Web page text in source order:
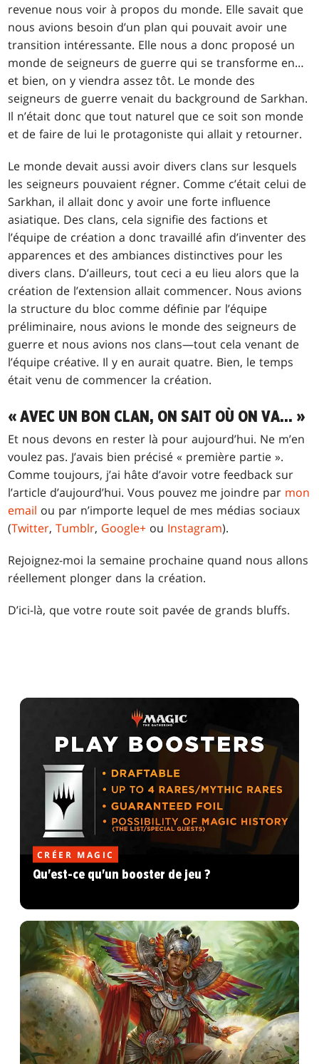
revenue nous voir à propos du monde. Elle savait que
nous avions besoin d’un plan qui pouvait avoir une
transition intéressante. Elle nous a donc proposé un
monde de seigneurs de guerre qui se transforme en…
et bien, on y viendra assez tôt. Le monde des
seigneurs de guerre venait du background de Sarkhan.
Il n’était donc que tout naturel que ce soit son monde
et de faire de lui le protagoniste qui allait y retourner.
Le monde devait aussi avoir divers clans sur lesquels
les seigneurs pouvaient régner. Comme c’était celui de
Sarkhan, il allait donc y avoir une forte influence
asiatique. Des clans, cela signifie des factions et
l’équipe de création a donc travaillé afin d’inventer des
apparences et des ambiances distinctives pour les
divers clans. D’ailleurs, tout ceci a eu lieu alors que la
création de l’extension allait commencer. Nous avions
la structure du bloc comme définie par l’équipe
préliminaire, nous avions le monde des seigneurs de
guerre et nous avions nos clans—tout cela venant de
l’équipe créative. Il y en aurait quatre. Bien, le temps
était venu de commencer la création.
« AVEC UN BON CLAN, ON SAIT OÙ ON VA… »
Et nous devons en rester là pour aujourd’hui. Ne m’en
voulez pas. J’avais bien précisé « première partie ».
Comme toujours, j’ai hâte d’avoir votre feedback sur
l’article d’aujourd’hui. Vous pouvez me joindre par mon
email ou par n’importe lequel de mes médias sociaux
(Twitter,Tumblr, Google+ ou Instagram).
Rejoignez-moi la semaine prochaine quand nous allons
réellement plonger dans la création.
D’ici-là, que votre route soit pavée de grands bluffs.
CRÉER MAGIC
Qu'est-ce qu'un booster de jeu ?